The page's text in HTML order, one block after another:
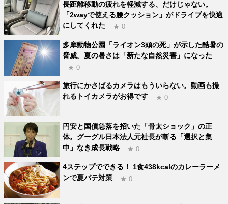
長距離移動の疲れを軽減する、だけじゃない。
「2wayで使える腰クッション」がドライブを快適
にしてくれた
★ 0
多摩動物公園「ライオン3頭の死」が示した酷暑の
脅威。夏の暑さは「新たな自然災害」になった
★ 0
旅行にかさばるカメラはもういらない。動画も撮
れるトイカメラがお得です
★ 0
円安と国債急落を招いた「骨太ショック」の正
体。グーグル日本法人元社長が斬る「選択と集
中」なき成長戦略
★ 0
4ステップでできる！ 1食438kcalのカレーラーメ
ンで夏バテ対策
★ 0